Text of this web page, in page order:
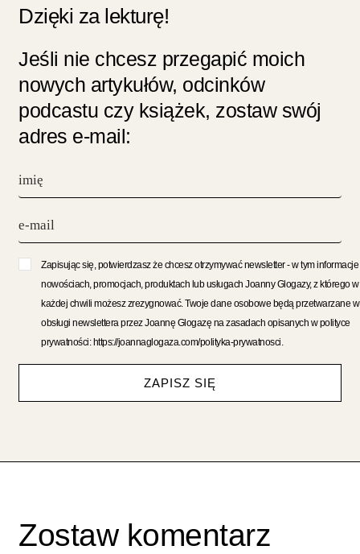
Dzięki za lekturę!
Jeśli nie chcesz przegapić moich
nowych artykułów, odcinków
podcastu czy książek, zostaw swój
adres e-mail:
Zapisując się, potwierdzasz że chcesz otrzymywać newsletter - w tym informacje
nowościach, promocjach, produktach lub usługach Joanny Glogazy, z którego w
każdej chwili możesz zrezygnować. Twoje dane osobowe będą przetwarzane
obsługi newslettera przez Joannę Glogazę na zasadach opisanych w polityce
prywatności: https://joannaglogaza.com/polityka-prywatnosci.
ZAPISZ SIĘ
Zostaw komentarz